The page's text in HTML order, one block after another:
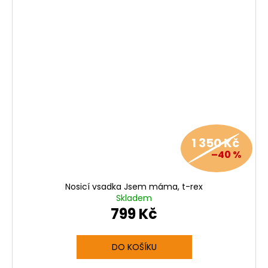
1 350 Kč
–40 %
Nosicí vsadka Jsem máma, t-rex
Skladem
799 Kč
DO KOŠÍKU